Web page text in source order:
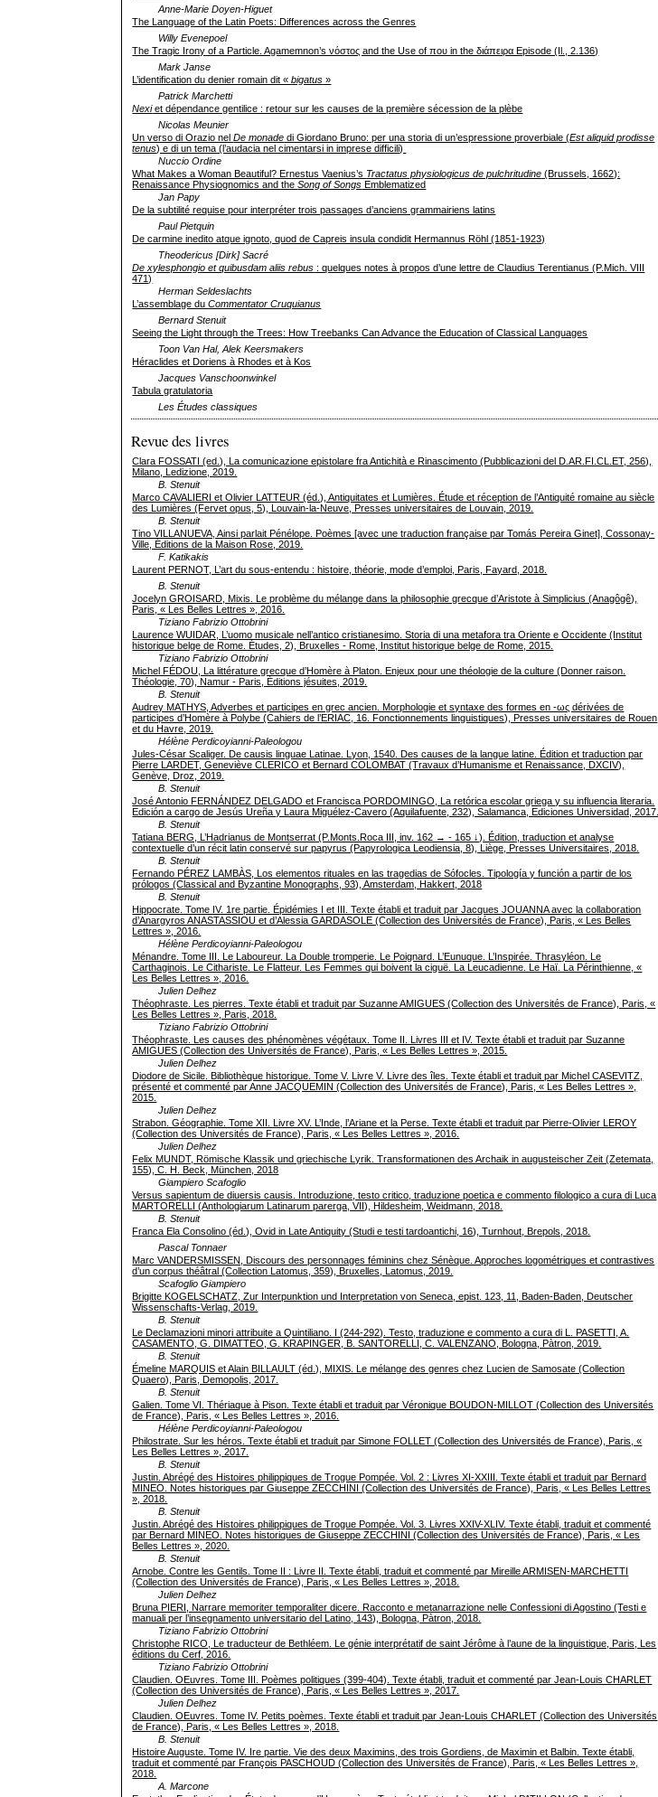
Anne-Marie Doyen-Higuet
The Language of the Latin Poets: Differences across the Genres
Willy Evenepoel
The Tragic Irony of a Particle. Agamemnon’s νόστος and the Use of που in the διάπειρα Episode (Il., 2.136)
Mark Janse
L’identification du de­nier romain dit «bigatus »
Patrick Marchetti
Nexiet dépendance gentilice : retour sur les causes de la première sécession de la plèbe
Nicolas Meunier
Un verso di Orazio nelDe monade di Giordano Bruno: per una storia di un’espressione pro­verbiale (Est aliquid prodisse
tenus) e di un tema (l’audacia nel cimentarsi in imprese difficili)
Nuccio Ordine
What Makes a Woman Beautiful? Ernestus Vaenius’s Tractatus physiologicus de pulchritudine (Brussels, 1662):
Renaissance Physiognomics and theSong of Songs Emblematized
Jan Papy
De la subtilité requise pour interpréter trois passages d’anciens grammairiens latins
Paul Pietquin
De carmine inedito atque ignoto, quod de Capreis insula condidit Hermannus Röhl (1851-1923)
Theodericus [Dirk] Sacré
De xylesphongio et quibusdam aliis rebus : quelques notes à propos d’une lettre de Claudius Terentianus (P.Mich. VIII
471)
Herman Seldeslachts
L’assemblage duCommentator Cruquianus
Bernard Stenuit
Seeing the Light through the Trees: How Treebanks Can Advance the Education of Classical Languages
Toon Van Hal, Alek Keersmakers
Héraclides et Doriens à Rhodes et à Kos
Jacques Vanschoonwinkel
Tabula gratulatoria
Les Études classiques
Revue des livres
Clara FOSSATI (ed.), La comunicazione epistolare fra Antichità e Rinascimento (Pubblicazioni del D.AR.FI.CL.ET, 256),
Milano, Ledizione, 2019.
B. Stenuit
Marco CAVALIERI et Olivier LATTEUR (éd.), Antiquitates et Lumières. Étude et réception de l’Antiquité romaine au siècle
des Lumières (Fervet opus, 5), Louvain-la-Neuve, Presses universitaires de Louvain, 2019.
B. Stenuit
Tino VILLANUEVA, Ainsi parlait Pénélope. Poèmes [avec une traduction française par Tomás Pereira Ginet], Cossonay-
Ville, Éditions de la Maison Rose, 2019.
F. Katikakis
Laurent PERNOT, L’art du sous-entendu : histoire, théorie, mode d’emploi, Paris, Fayard, 2018.
B. Stenuit
Jocelyn GROISARD, Mixis. Le problème du mélange dans la philosophie grecque d’Aristote à Simplicius (Anagôgê),
Paris, « Les Belles Lettres », 2016.
Tiziano Fabrizio Ottobrini
Laurence WUIDAR, L’uomo musicale nell’antico cristianesimo. Storia di una metafora tra Oriente e Occidente (Institut
historique belge de Rome. Études, 2), Bruxelles - Rome, Institut historique belge de Rome, 2015.
Tiziano Fabrizio Ottobrini
Michel FÉDOU, La littérature grecque d’Homère à Platon. Enjeux pour une théologie de la culture (Donner raison.
Théologie, 70), Namur - Paris, Éditions jésuites, 2019.
B. Stenuit
Audrey MATHYS, Adverbes et participes en grec ancien. Morphologie et syntaxe des formes en -ως dérivées de
participes d’Homère à Polybe (Cahiers de l’ERIAC, 16. Fonctionnements linguistiques), Presses universitaires de Rouen
et du Havre, 2019.
Hélène Perdicoyianni-Paleologou
Jules-César Scaliger. De causis linguae Latinae. Lyon, 1540. Des causes de la langue latine. Édition et traduction par
Pierre LARDET, Geneviève CLERICO et Bernard COLOMBAT (Travaux d’Humanisme et Renaissance, DXCIV),
Genève, Droz, 2019.
B. Stenuit
José Antonio FERNÁNDEZ DELGADO et Francisca PORDOMINGO, La retórica escolar griega y su influencia literaria.
Edición a cargo de Jesús Ureña y Laura Miguélez-Cavero (Aquilafuente, 232), Salamanca, Ediciones Universidad, 2017.
B. Stenuit
Tatiana BERG, L’Hadrianus de Montserrat (P.Monts.Roca III, inv. 162 → - 165 ↓). Édition, traduction et analyse
contextuelle d’un récit latin conservé sur papyrus (Papyrologica Leodiensia, 8), Liège, Presses Universitaires, 2018.
B. Stenuit
Fernando PÉREZ LAMBÀS, Los elementos rituales en las tragedias de Sófocles. Tipología y función a partir de los
prólogos (Classical and Byzantine Monographs, 93), Amsterdam, Hakkert, 2018
B. Stenuit
Hippocrate. Tome IV. 1re partie. Épidémies I et III. Texte établi et traduit par Jacques JOUANNA avec la collaboration
d’Anargyros ANASTASSIOU et d’Alessia GARDASOLE (Collection des Universités de France), Paris, « Les Belles
Lettres », 2016.
Hélène Perdicoyianni-Paleologou
Ménandre. Tome III. Le Laboureur. La Double tromperie. Le Poignard. L’Eunuque. L’Inspirée. Thrasyléon. Le
Carthaginois. Le Cithariste. Le Flatteur. Les Femmes qui boivent la ciguë. La Leucadienne. Le Haï. La Périnthienne, «
Les Belles Lettres », 2016.
Julien Delhez
Théophraste. Les pierres. Texte établi et traduit par Suzanne AMIGUES (Collection des Universités de France), Paris, «
Les Belles Lettres », Paris, 2018.
Tiziano Fabrizio Ottobrini
Théophraste. Les causes des phénomènes végétaux. Tome II. Livres III et IV. Texte établi et traduit par Suzanne
AMIGUES (Collection des Universités de France), Paris, « Les Belles Lettres », 2015.
Julien Delhez
Diodore de Sicile. Bibliothèque historique. Tome V. Livre V. Livre des îles. Texte établi et traduit par Michel CASEVITZ,
présenté et commenté par Anne JACQUEMIN (Collection des Universités de France), Paris, « Les Belles Lettres »,
2015.
Julien Delhez
Strabon. Géographie. Tome XII. Livre XV. L’Inde, l’Ariane et la Perse. Texte établi et traduit par Pierre-Olivier LEROY
(Collection des Universités de France), Paris, « Les Belles Lettres », 2016.
Julien Delhez
Felix MUNDT, Römische Klassik und griechische Lyrik. Transformationen des Archaik in augusteischer Zeit (Zetemata,
155), C. H. Beck, München, 2018
Giampiero Scafoglio
Versus sapientum de diuersis causis. Introduzione, testo critico, traduzione poetica e commento filologico a cura di Luca
MARTORELLI (Anthologiarum Latinarum parerga, VII), Hildesheim, Weidmann, 2018.
B. Stenuit
Franca Ela Consolino (éd.), Ovid in Late Antiquity (Studi e testi tardoantichi, 16), Turnhout, Brepols, 2018.
Pascal Tonnaer
Marc VANDERSMISSEN, Discours des personnages féminins chez Sénèque. Approches logométriques et contrastives
d’un corpus théâtral (Collection Latomus, 359), Bruxelles, Latomus, 2019.
Scafoglio Giampiero
Brigitte KOGELSCHATZ, Zur Interpunktion und Interpretation von Seneca, epist. 123, 11, Baden-Baden, Deutscher
Wissenschafts-Verlag, 2019.
B. Stenuit
Le Declamazioni minori attribuite a Quintiliano. I (244-292). Testo, traduzione e commento a cura di L. PASETTI, A.
CASAMENTO, G. DIMATTEO, G. KRAPINGER, B. SANTORELLI, C. VALENZANO, Bologna, Pàtron, 2019.
B. Stenuit
Émeline MARQUIS et Alain BILLAULT (éd.), MIXIS. Le mélange des genres chez Lucien de Samosate (Collection
Quaero), Paris, Demopolis, 2017.
B. Stenuit
Galien. Tome VI. Thériaque à Pison. Texte établi et traduit par Véronique BOUDON-MILLOT (Collection des Universités
de France), Paris, « Les Belles Lettres », 2016.
Hélène Perdicoyianni-Paleologou
Philostrate. Sur les héros. Texte établi et traduit par Simone FOLLET (Collection des Universités de France), Paris, «
Les Belles Lettres », 2017.
B. Stenuit
Justin. Abrégé des Histoires philippiques de Trogue Pompée. Vol. 2 : Livres XI-XXIII. Texte établi et traduit par Bernard
MINEO. Notes historiques par Giuseppe ZECCHINI (Collection des Universités de France), Paris, « Les Belles Lettres
», 2018.
B. Stenuit
Justin. Abrégé des Histoires philippiques de Trogue Pompée. Vol. 3. Livres XXIV-XLIV. Texte établi, traduit et commenté
par Bernard MINEO. Notes historiques de Giuseppe ZECCHINI (Collection des Universités de France), Paris, « Les
Belles Lettres », 2020.
B. Stenuit
Arnobe. Contre les Gentils. Tome II : Livre II. Texte établi, traduit et commenté par Mireille ARMISEN-MARCHETTI
(Collection des Universités de France), Paris, « Les Belles Lettres », 2018.
Julien Delhez
Bruna PIERI, Narrare memoriter temporaliter dicere. Racconto e metanarrazione nelle Confessioni di Agostino (Testi e
manuali per l’insegnamento universitario del Latino, 143), Bologna, Pàtron, 2018.
Tiziano Fabrizio Ottobrini
Christophe RICO, Le traducteur de Bethléem. Le génie interprétatif de saint Jérôme à l’aune de la linguistique, Paris, Les
éditions du Cerf, 2016.
Tiziano Fabrizio Ottobrini
Claudien. OEuvres. Tome III. Poèmes politiques (399-404). Texte établi, traduit et commenté par Jean-Louis CHARLET
(Collection des Universités de France), Paris, « Les Belles Lettres », 2017.
Julien Delhez
Claudien. OEuvres. Tome IV. Petits poèmes. Texte établi et traduit par Jean-Louis CHARLET (Collection des Universités
de France), Paris, « Les Belles Lettres », 2018.
B. Stenuit
Histoire Auguste. Tome IV. Ire partie. Vie des deux Maximins, des trois Gordiens, de Maximin et Balbin. Texte établi,
traduit et commenté par François PASCHOUD (Collection des Universités de France), Paris, « Les Belles Lettres »,
2018.
A. Marcone